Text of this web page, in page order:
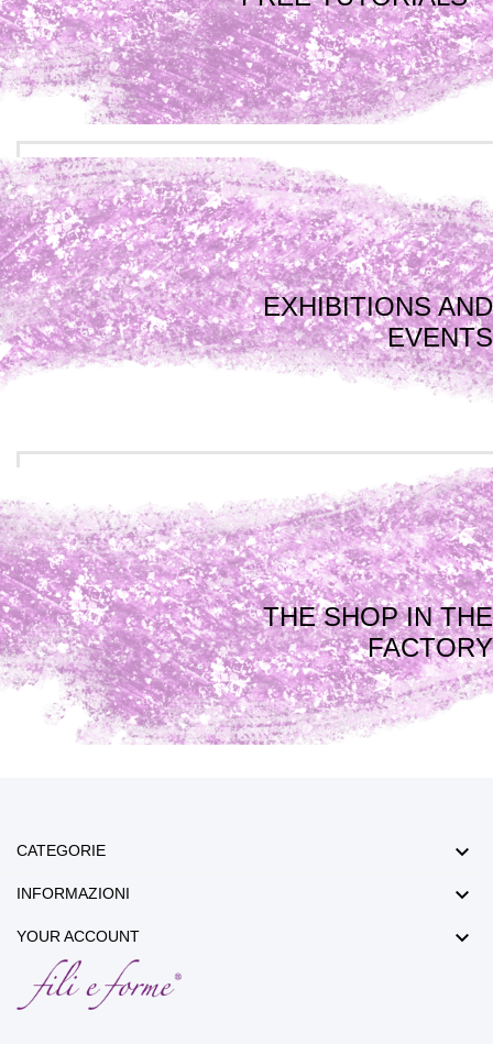
EXHIBITIONS AND
EVENTS
THE SHOP IN THE
FACTORY
CATEGORIE 
INFORMAZIONI 
YOUR ACCOUNT 